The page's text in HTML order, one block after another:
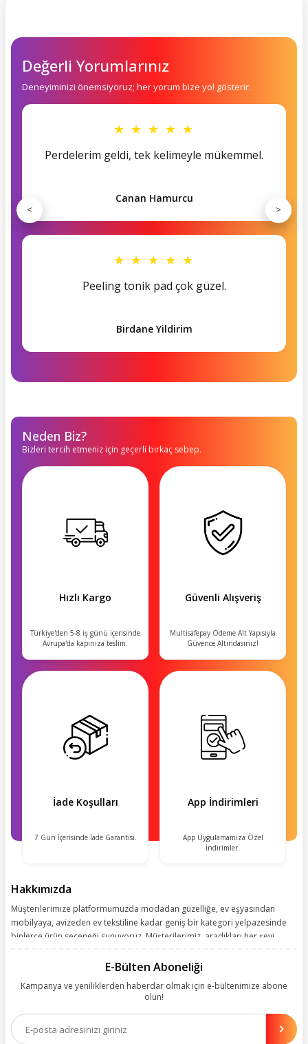
Değerli Yorumlarınız
Deneyiminizi önemsiyoruz; her yorum bize yol gösterir.
★ ★ ★ ★ ★
Perdelerim geldi, tek kelimeyle mükemmel.
Canan Hamurcu
★ ★ ★ ★ ★
Peeling tonik pad çok güzel.
Birdane Yildirim
< >
Neden Biz?
Bizleri tercih etmeniz için geçerli birkaç sebep.
Hızlı Kargo
Türkiye'den 5-8 iş günü içerisinde
Avrupa'da kapınıza teslim.
Güvenli Alışveriş
Multisafepay Ödeme Alt Yapısıyla
Güvence Altındasınız!
İade Koşulları
7 Gün İçerisinde İade Garantisi.
App İndirimleri
App Uygulamamıza Özel
İndirimler.
Hakkımızda
Müşterilerimize platformumuzda modadan güzelliğe, ev eşyasından
mobilyaya, avizeden ev tekstiline kadar geniş bir kategori yelpazesinde
binlerce ürün seçeneği sunuyoruz. Müşterilerimiz, aradıkları her şeyi
kolay, kusursuz ve keyifli bir alışveriş yolculuğu sunarken deneyiminize
olanakları sunuyoruz. Çalışmalarımızı müşterilerimizin memnuniyetini
esas alarak yürütüyoruz.
E-Bülten Aboneliği
Kampanya ve yeniliklerden haberdar olmak için e-bültenimize abone
olun!